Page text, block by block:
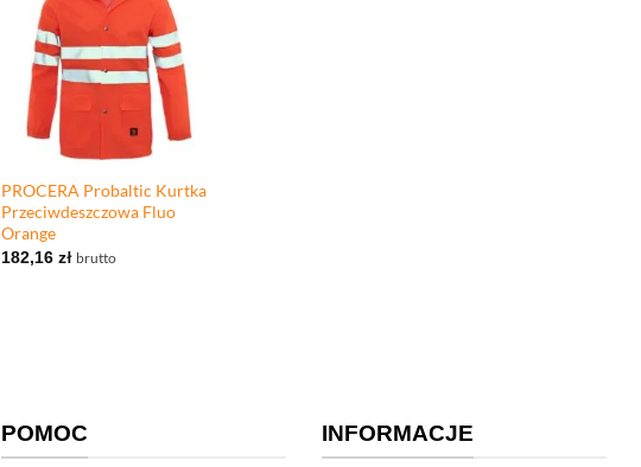
+
PROCERA Probaltic Kurtka
Przeciwdeszczowa Fluo
Orange
182,16 zł brutto
POMOC INFORMACJE